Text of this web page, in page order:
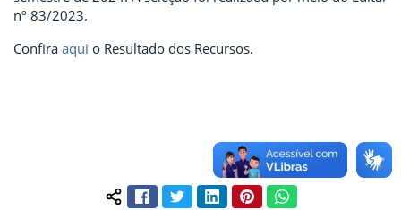
nº 83/2023.
Confira aqui o Resultado dos Recursos.
Compartilhar conteúdo:
FacebookTwitterLinkedInPinterestWhatsApp